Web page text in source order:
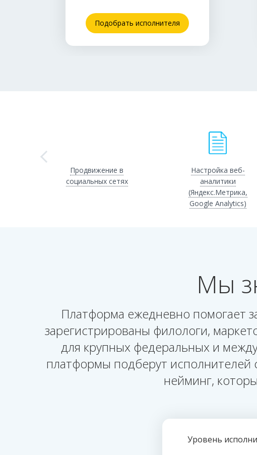
Подобрать исполнителя
Продвижение в
социальных сетях
Настройка веб-
аналитики
(Яндекс.Метрика,
Google Analytics)
Мы
Платформа ежедневно помогает
зарегистрированы филологи,
для крупных федеральных и
платформы подберут
нейминг,
Уровень